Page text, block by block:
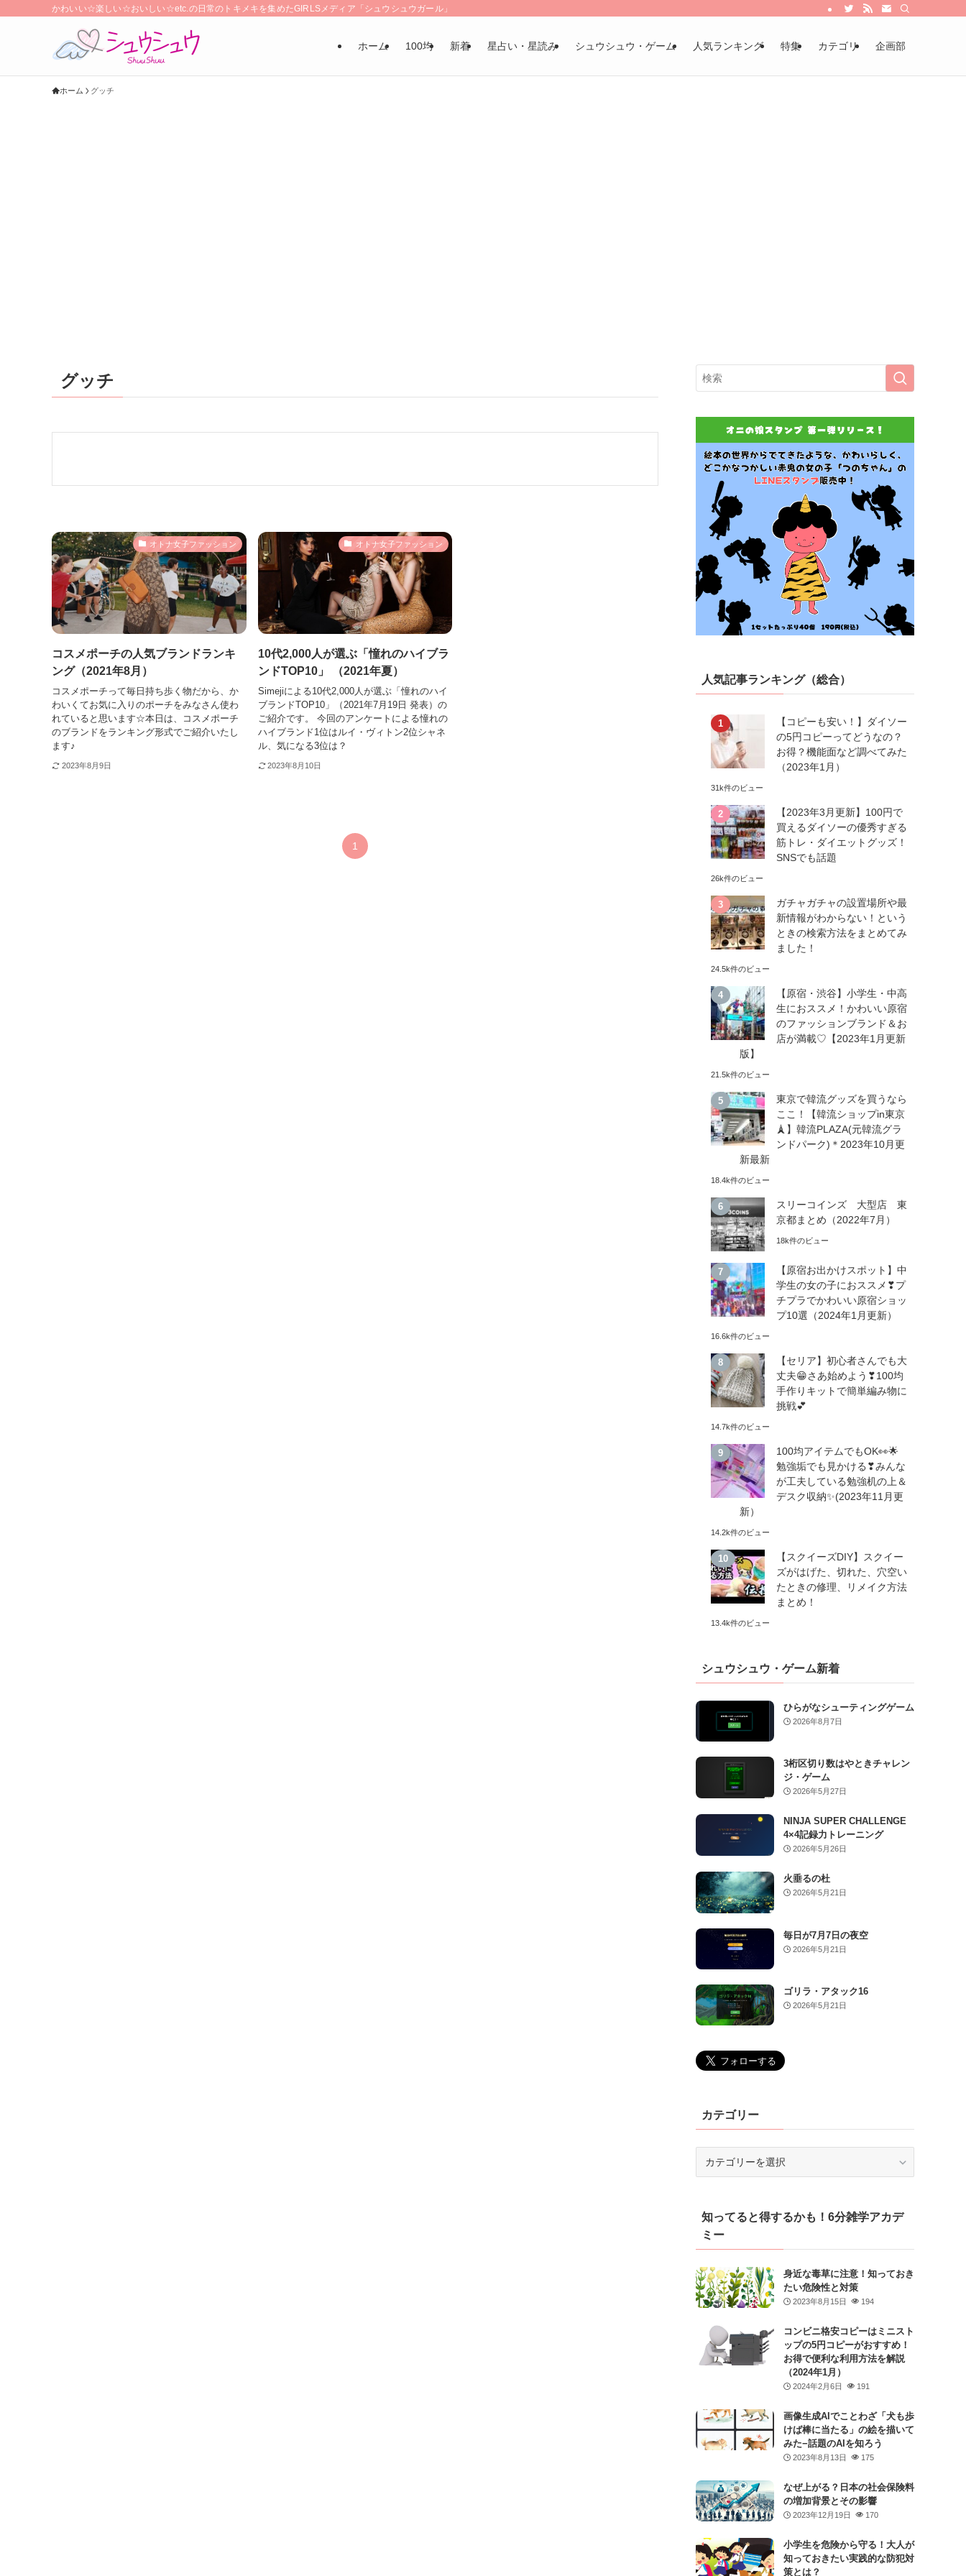
かわいい☆楽しい☆おいしい☆etc.の日常のトキメキを集めたGIRLSメディア「シュウシュウガール」
ホーム 100均 新着 星占い・星読み シュウシュウ・ゲーム 人気ランキング 特集 カテゴリ 企画部
ホーム グッチ
グッチ
オトナ女子ファッション
コスメポーチの人気ブランドランキ
ング（2021年8月）
コスメポーチって毎日持ち歩く物だから、か
わいくてお気に入りのポーチをみなさん使わ
れていると思います☆本日は、コスメポーチ
のブランドをランキング形式でご紹介いたし
ます♪
2023年8月9日
オトナ女子ファッション
10代2,000人が選ぶ「憧れのハイブラ
ンドTOP10」 （2021年夏）
Simejiによる10代2,000人が選ぶ「憧れのハイ
ブランドTOP10」（2021年7月19日 発表）の
ご紹介です。 今回のアンケートによる憧れの
ハイブランド1位はルイ・ヴィトン2位シャネ
ル、気になる3位は？
2023年8月10日
1
人気記事ランキング（総合）
【コピーも安い！】ダイソー
の5円コピーってどうなの？
お得？機能面など調べてみた
（2023年1月）
31k件のビュー
【2023年3月更新】100円で
買えるダイソーの優秀すぎる
筋トレ・ダイエットグッズ！
SNSでも話題
26k件のビュー
ガチャガチャの設置場所や最
新情報がわからない！という
ときの検索方法をまとめてみ
ました！
24.5k件のビュー
【原宿・渋谷】小学生・中高
生におススメ！かわいい原宿
のファッションブランド＆お
店が満載♡【2023年1月更新
版】
21.5k件のビュー
東京で韓流グッズを買うなら
ここ！【韓流ショップin東京
🗼】韓流PLAZA(元韓流グラ
ンドパーク)＊2023年10月更
新最新
18.4k件のビュー
スリーコインズ 大型店 東
京都まとめ（2022年7月）
18k件のビュー
【原宿お出かけスポット】中
学生の女の子におススメ❣プ
チプラでかわいい原宿ショッ
プ10選（2024年1月更新）
16.6k件のビュー
【セリア】初心者さんでも大
丈夫😁さあ始めよう❣100均
手作りキットで簡単編み物に
挑戦💕
14.7k件のビュー
100均アイテムでもOK👀🌟
勉強垢でも見かける❣みんな
が工夫している勉強机の上＆
デスク収納✨(2023年11月更
新）
14.2k件のビュー
【スクイーズDIY】スクイー
ズがはげた、切れた、穴空い
たときの修理、リメイク方法
まとめ！
13.4k件のビュー
シュウシュウ・ゲーム新着
ひらがなシューティングゲーム
2026年8月7日
3桁区切り数はやときチャレン
ジ・ゲーム
2026年5月27日
NINJA SUPER CHALLENGE
4×4記録力トレーニング
2026年5月26日
火垂るの杜
2026年5月21日
毎日が7月7日の夜空
2026年5月21日
ゴリラ・アタック16
2026年5月21日
カテゴリー
ー知ってると得するかも！6分雑学アカデ
ミー
身近な毒草に注意！知っておき
たい危険性と対策
2023年8月15日 194
コンビニ格安コピーはミニスト
ップの5円コピーがおすすめ！
お得で便利な利用方法を解説
（2024年1月）
2024年2月6日 191
画像生成AIでことわざ「犬も歩
けば棒に当たる」の絵を描いて
みた−話題のAIを知ろう
2023年8月13日 175
なぜ上がる？日本の社会保険料
の増加背景とその影響
2023年12月19日 170
小学生を危険から守る！大人が
知っておきたい実践的な防犯対
策とは？